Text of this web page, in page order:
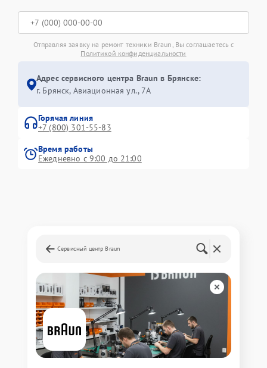
Отправляя заявку на ремонт техники Braun, Вы соглашаетесь с
Политикой конфиденциальности
Адрес сервисного центра Braun в Брянске:
г. Брянск, Авиационная ул., 7А
Горячая линия
+7 (800) 301-55-83
Время работы
Ежедневно с 9:00 до 21:00
Сервисный центр Braun